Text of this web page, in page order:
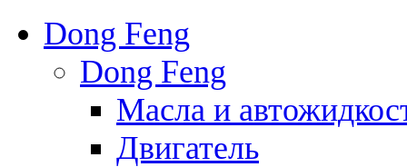
Dong Feng
Dong Feng
Масла и
Двигатель